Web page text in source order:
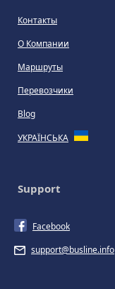
Контакты
О Компании
Маршруты
Перевозчики
Blog
УКРАЇНСЬКА
Support
Facebook
support@busline.info